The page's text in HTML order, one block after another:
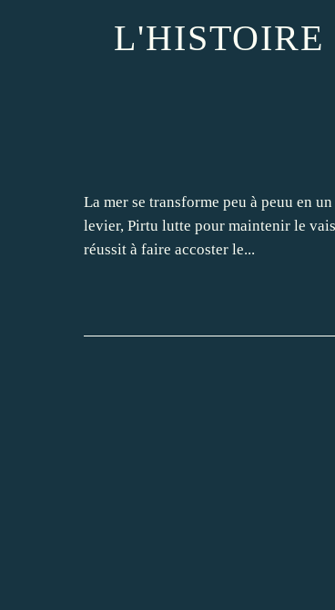
L'HISTOIRE
La mer se transforme peu à peuu en
levier, Pirtu lutte pour maintenir le
réussit à faire accoster le...